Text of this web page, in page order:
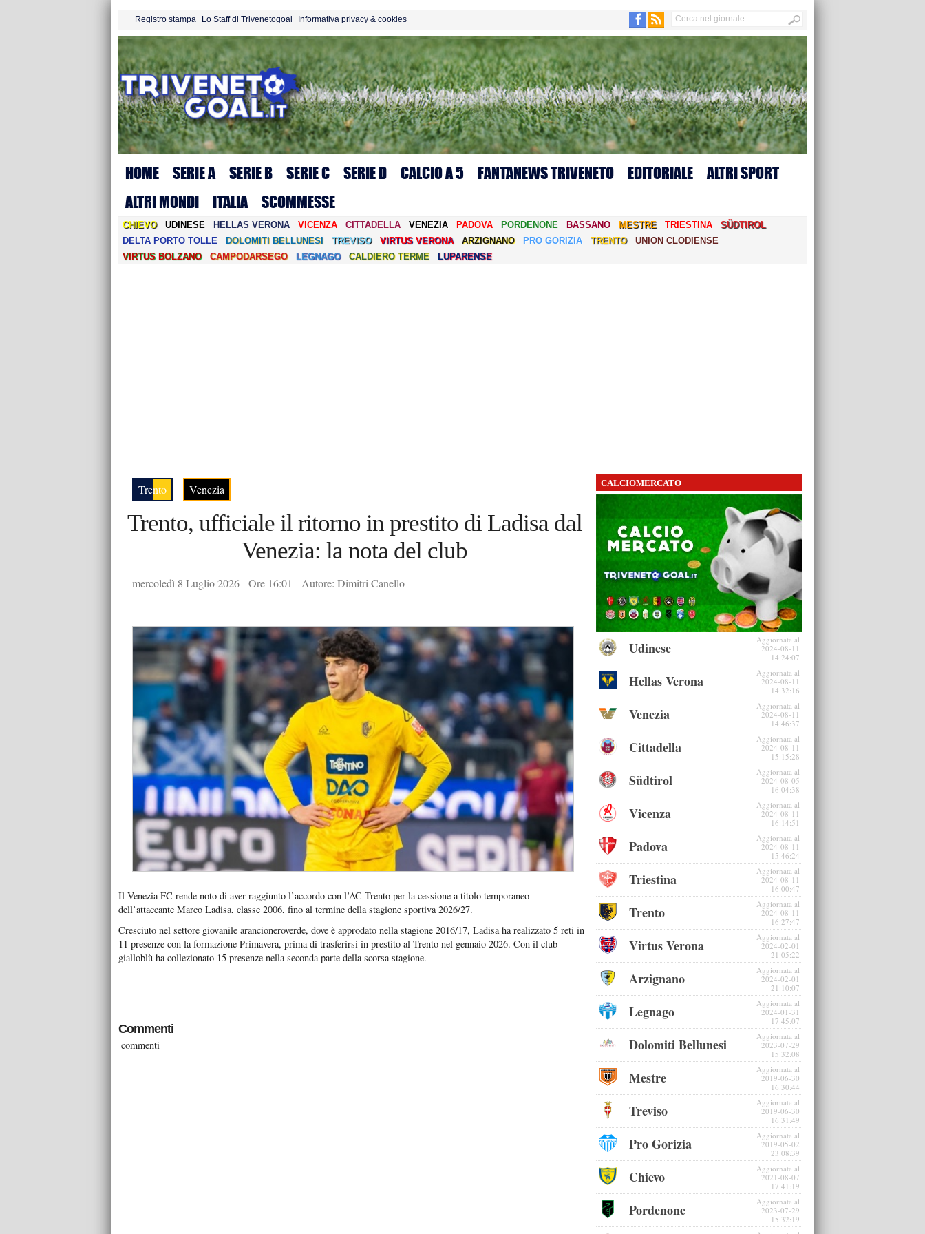
Registro stampa Lo Staff di Trivenetogoal Informativa privacy & cookies
HOME SERIE A SERIE B SERIE C SERIE D CALCIO A 5 FANTANEWS TRIVENETO EDITORIALE ALTRI SPORT
ALTRI MONDI ITALIA SCOMMESSE
CHIEVO UDINESE HELLAS VERONA VICENZA CITTADELLA VENEZIA PADOVA PORDENONE BASSANO MESTRE TRIESTINA
SÜDTIROL
DELTA PORTO TOLLE
DOLOMITI BELLUNESI TREVISO VIRTUS VERONA ARZIGNANO PRO GORIZIA TRENTO
UNION CLODIENSE
VIRTUS BOLZANO
CAMPODARSEGO LEGNAGO CALDIERO TERME LUPARENSE
Trento Venezia
Trento, ufficiale il ritorno in prestito di Ladisa dal
Venezia: la nota del club
mercoledì 8 Luglio 2026 - Ore 16:01 - Autore: Dimitri Canello
Il Venezia FC rende noto di aver raggiunto l’accordo con l’AC Trento per la cessione a titolo temporaneo
dell’attaccante Marco Ladisa, classe 2006, fino al termine della stagione sportiva 2026/27.
Cresciuto nel settore giovanile arancioneroverde, dove è approdato nella stagione 2016/17, Ladisa ha realizzato 5 reti in
11 presenze con la formazione Primavera, prima di trasferirsi in prestito al Trento nel gennaio 2026. Con il club
gialloblù ha collezionato 15 presenze nella seconda parte della scorsa stagione.
Commenti
commenti
CALCIOMERCATO
Udinese
Aggiornata al
2024-08-11
14:24:07
Hellas Verona
Aggiornata al
2024-08-11
14:32:16
Venezia
Aggiornata al
2024-08-11
14:46:37
Cittadella
Aggiornata al
2024-08-11
15:15:28
Südtirol
Aggiornata al
2024-08-05
16:04:38
Vicenza
Aggiornata al
2024-08-11
16:14:51
Padova
Aggiornata al
2024-08-11
15:46:24
Triestina
Aggiornata al
2024-08-11
16:00:47
Trento
Aggiornata al
2024-08-11
16:27:47
Virtus Verona
Aggiornata al
2024-02-01
21:05:22
Arzignano
Aggiornata al
2024-02-01
21:10:07
Legnago
Aggiornata al
2024-01-31
17:45:07
Dolomiti Bellunesi
Aggiornata al
2023-07-29
15:32:08
Mestre
Aggiornata al
2019-06-30
16:30:44
Treviso
Aggiornata al
2019-06-30
16:31:49
Pro Gorizia
Aggiornata al
2019-05-02
23:08:39
Chievo
Aggiornata al
2021-08-07
17:41:19
Pordenone
Aggiornata al
2023-07-29
15:32:19